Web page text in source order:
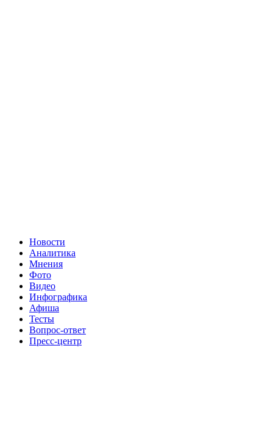
Новости
Аналитика
Мнения
Фото
Видео
Инфографика
Афиша
Тесты
Вопрос-ответ
Пресс-центр